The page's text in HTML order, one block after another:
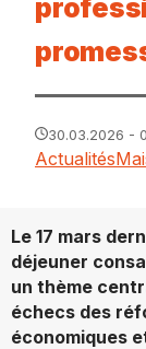
30.03.2026 -
Actualités
Le 17 mars
déjeuner
un thème
échecs des
économiques